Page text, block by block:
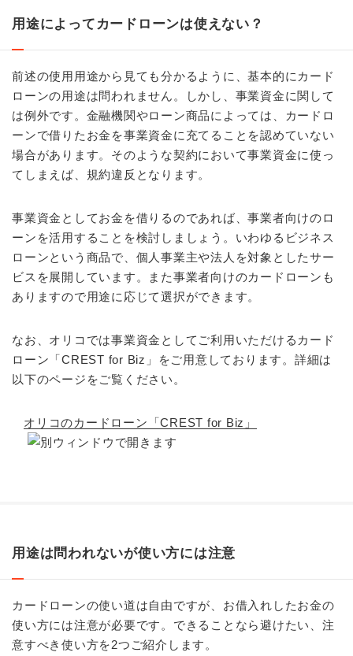
用途によってカードローンは使えない？
前述の使用用途から見ても分かるように、基本的にカード
ローンの用途は問われません。しかし、事業資金に関して
は例外です。金融機関やローン商品によっては、カードロ
ーンで借りたお金を事業資金に充てることを認めていない
場合があります。そのような契約において事業資金に使っ
てしまえば、規約違反となります。
事業資金としてお金を借りるのであれば、事業者向けのロ
ーンを活用することを検討しましょう。いわゆるビジネス
ローンという商品で、個人事業主や法人を対象としたサー
ビスを展開しています。また事業者向けのカードローンも
ありますので用途に応じて選択ができます。
なお、オリコでは事業資金としてご利用いただけるカード
ローン「CREST for Biz」をご用意しております。詳細は
以下のページをご覧ください。
オリコのカードローン「CREST for Biz」
用途は問われないが使い方には注意
カードローンの使い道は自由ですが、お借入れしたお金の
使い方には注意が必要です。できることなら避けたい、注
意すべき使い方を2つご紹介します。